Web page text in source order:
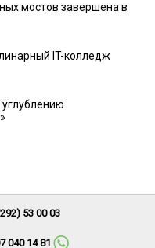
мостов завершена в
IT-колледж
углублению
53 00 03
040 14 81